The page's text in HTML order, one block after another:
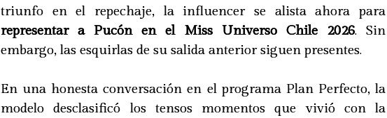
triunfo en el repechaje, la influencer se alista ahora para
representar a Pucón en el Miss Universo Chile 2026. Sin
embargo, las esquirlas de su salida anterior siguen presentes.
En una honesta conversación en el programa Plan Perfecto, la
modelo desclasificó los tensos momentos que vivió con la